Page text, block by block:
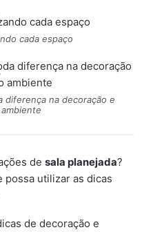
cada espaço
diferença na decoração e
de sala planejada?
possa utilizar as dicas
de decoração e